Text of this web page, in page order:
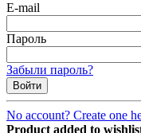
E-mail
Пароль
Забыли пароль?
Войти
No account? Create one
Product added to